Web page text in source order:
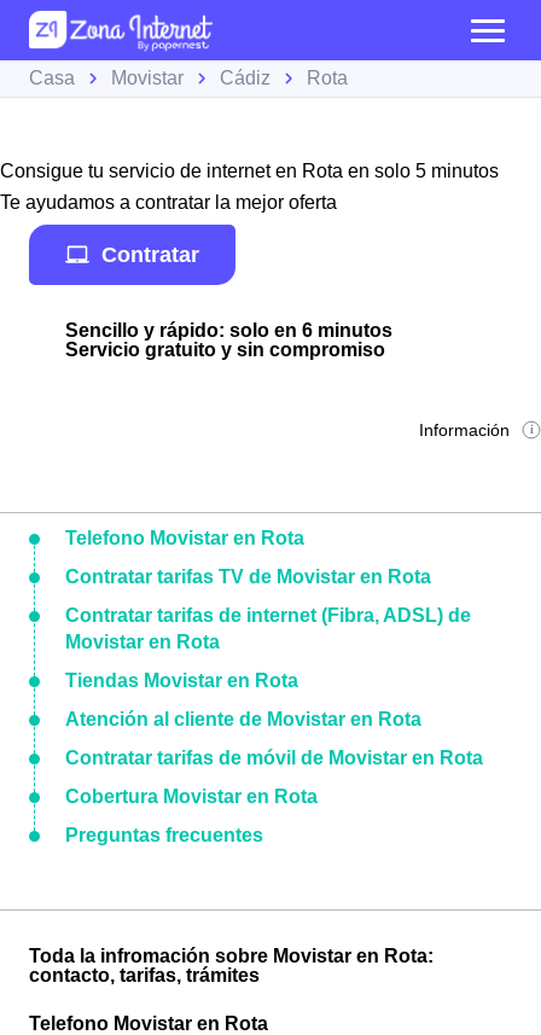
Casa Movistar Cádiz Rota
Consigue tu servicio de internet en Rota en solo 5 minutos
Te ayudamos a contratar la mejor oferta
Contratar
Sencillo y rápido: solo en 6 minutos
Servicio gratuito y sin compromiso
Información
Telefono Movistar en Rota
Contratar tarifas TV de Movistar en Rota
Contratar tarifas de internet (Fibra, ADSL) de
Movistar en Rota
Tiendas Movistar en Rota
Atención al cliente de Movistar en Rota
Contratar tarifas de móvil de Movistar en Rota
Cobertura Movistar en Rota
Preguntas frecuentes
Toda la infromación sobre Movistar en Rota:
contacto, tarifas, trámites
Telefono Movistar en Rota